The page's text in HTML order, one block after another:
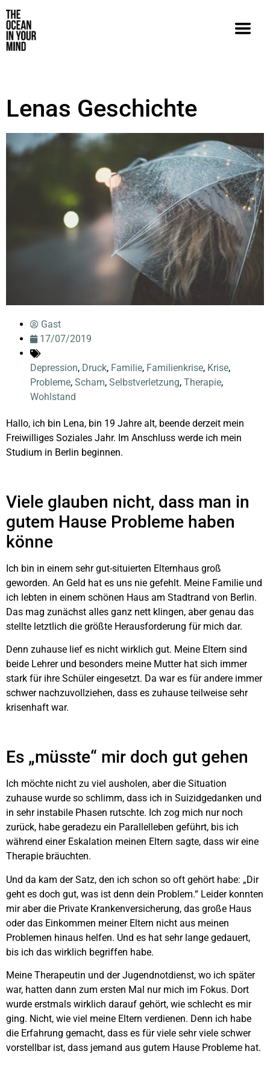
Lenas Geschichte
Gast
17/07/2019
Depression, Druck, Familie, Familienkrise, Krise,
Probleme, Scham, Selbstverletzung, Therapie,
Wohlstand
Hallo, ich bin Lena, bin 19 Jahre alt, beende derzeit mein
Freiwilliges Soziales Jahr. Im Anschluss werde ich mein
Studium in Berlin beginnen.
Viele glauben nicht, dass man in
gutem Hause Probleme haben
könne
Ich bin in einem sehr gut-situierten Elternhaus groß
geworden. An Geld hat es uns nie gefehlt. Meine Familie und
ich lebten in einem schönen Haus am Stadtrand von Berlin.
Das mag zunächst alles ganz nett klingen, aber genau das
stellte letztlich die größte Herausforderung für mich dar.
Denn zuhause lief es nicht wirklich gut. Meine Eltern sind
beide Lehrer und besonders meine Mutter hat sich immer
stark für ihre Schüler eingesetzt. Da war es für andere immer
schwer nachzuvollziehen, dass es zuhause teilweise sehr
krisenhaft war.
Es „müsste“ mir doch gut gehen
Ich möchte nicht zu viel ausholen, aber die Situation
zuhause wurde so schlimm, dass ich in Suizidgedanken und
in sehr instabile Phasen rutschte. Ich zog mich nur noch
zurück, habe geradezu ein Parallelleben geführt, bis ich
während einer Eskalation meinen Eltern sagte, dass wir eine
Therapie bräuchten.
Und da kam der Satz, den ich schon so oft gehört habe: „Dir
geht es doch gut, was ist denn dein Problem.“ Leider konnten
mir aber die Private Krankenversicherung, das große Haus
oder das Einkommen meiner Eltern nicht aus meinen
Problemen hinaus helfen. Und es hat sehr lange gedauert,
bis ich das wirklich begriffen habe.
Meine Therapeutin und der Jugendnotdienst, wo ich später
war, hatten dann zum ersten Mal nur mich im Fokus. Dort
wurde erstmals wirklich darauf gehört, wie schlecht es mir
ging. Nicht, wie viel meine Eltern verdienen. Denn ich habe
die Erfahrung gemacht, dass es für viele sehr viele schwer
vorstellbar ist, dass jemand aus gutem Hause Probleme hat.